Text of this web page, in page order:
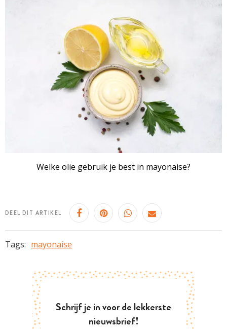
Welke olie gebruik je best in mayonaise?
DEEL DIT ARTIKEL
Tags: mayonaise
Schrijf je in voor de lekkerste
nieuwsbrief!